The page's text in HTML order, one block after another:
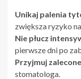
Unikaj palenia
zwiększa ryzyko
Nie płucz
pierwsze dni po
Przyjmuj
stomatologa.